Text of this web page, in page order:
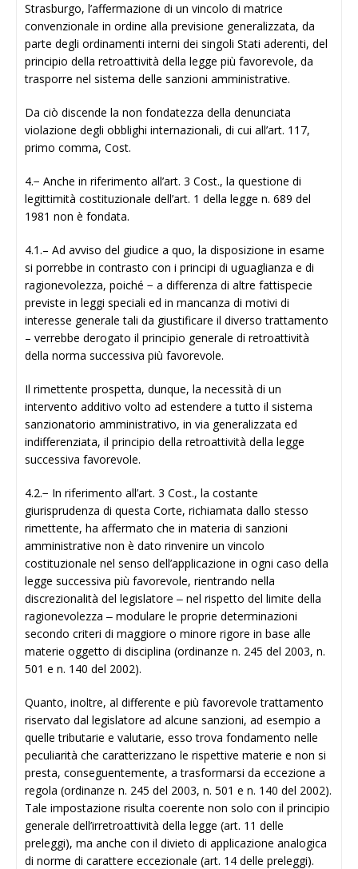
Strasburgo, l’affermazione di un vincolo di matrice
convenzionale in ordine alla previsione generalizzata, da
parte degli ordinamenti interni dei singoli Stati aderenti, del
principio della retroattività della legge più favorevole, da
trasporre nel sistema delle sanzioni amministrative.
Da ciò discende la non fondatezza della denunciata
violazione degli obblighi internazionali, di cui all’art. 117,
primo comma, Cost.
4.− Anche in riferimento all’art. 3 Cost., la questione di
legittimità costituzionale dell’art. 1 della legge n. 689 del
1981 non è fondata.
4.1.– Ad avviso del giudice a quo, la disposizione in esame
si porrebbe in contrasto con i principi di uguaglianza e di
ragionevolezza, poiché − a differenza di altre fattispecie
previste in leggi speciali ed in mancanza di motivi di
interesse generale tali da giustificare il diverso trattamento
– verrebbe derogato il principio generale di retroattività
della norma successiva più favorevole.
Il rimettente prospetta, dunque, la necessità di un
intervento additivo volto ad estendere a tutto il sistema
sanzionatorio amministrativo, in via generalizzata ed
indifferenziata, il principio della retroattività della legge
successiva favorevole.
4.2.− In riferimento all’art. 3 Cost., la costante
giurisprudenza di questa Corte, richiamata dallo stesso
rimettente, ha affermato che in materia di sanzioni
amministrative non è dato rinvenire un vincolo
costituzionale nel senso dell’applicazione in ogni caso della
legge successiva più favorevole, rientrando nella
discrezionalità del legislatore ‒ nel rispetto del limite della
ragionevolezza ‒ modulare le proprie determinazioni
secondo criteri di maggiore o minore rigore in base alle
materie oggetto di disciplina (ordinanze n. 245 del 2003, n.
501 e n. 140 del 2002).
Quanto, inoltre, al differente e più favorevole trattamento
riservato dal legislatore ad alcune sanzioni, ad esempio a
quelle tributarie e valutarie, esso trova fondamento nelle
peculiarità che caratterizzano le rispettive materie e non si
presta, conseguentemente, a trasformarsi da eccezione a
regola (ordinanze n. 245 del 2003, n. 501 e n. 140 del 2002).
Tale impostazione risulta coerente non solo con il principio
generale dell’irretroattività della legge (art. 11 delle
preleggi), ma anche con il divieto di applicazione analogica
di norme di carattere eccezionale (art. 14 delle preleggi).